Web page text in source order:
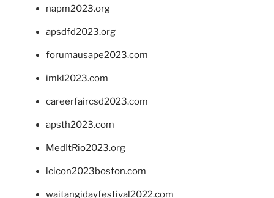
napm2023.org
apsdfd2023.org
forumausape2023.com
imkl2023.com
careerfaircsd2023.com
apsth2023.com
MedItRio2023.org
lcicon2023boston.com
waitangidayfestival2022.com